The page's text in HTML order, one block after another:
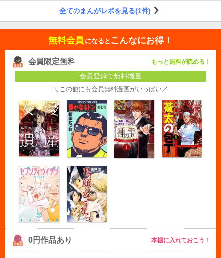
全てのまんがレポを見る(1件)
無料会員 になると こんなにお得！
会員限定無料 もっと無料が読める！
会員登録で無料増量
＼この他にも会員無料漫画がいっぱい／
0円作品あり 本棚に入れておこう！